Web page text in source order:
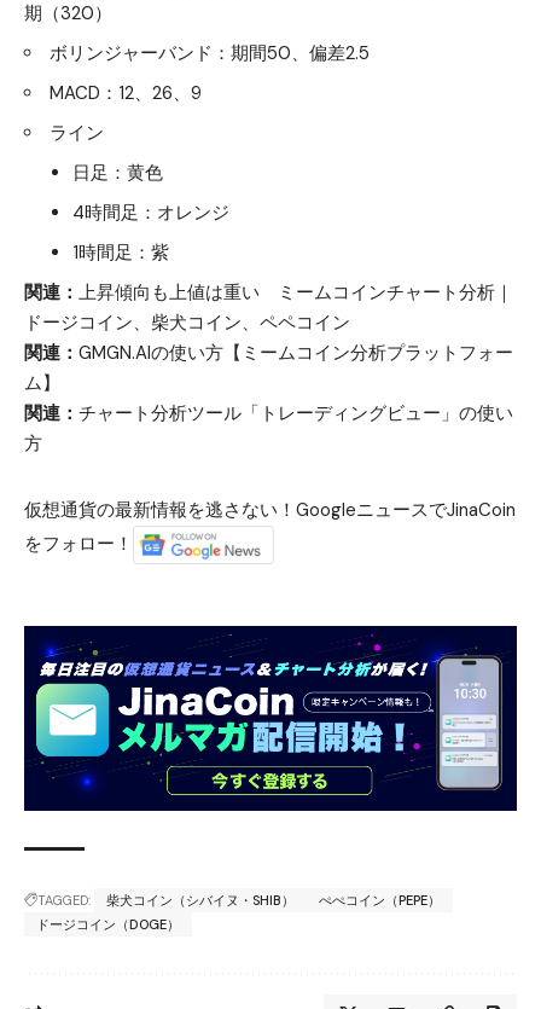
期（320）
ボリンジャーバンド：期間50、偏差2.5
MACD：12、26、9
ライン
日足：黄色
4時間足：オレンジ
1時間足：紫
関連： 上昇傾向も上値は重い ミームコインチャート分析｜
ドージコイン、柴犬コイン、ペペコイン
関連： GMGN.AIの使い方【ミームコイン分析プラットフォー
ム】
関連： チャート分析ツール「トレーディングビュー」の使い
方
仮想通貨の最新情報を逃さない！GoogleニュースでJinaCoin
をフォロー！
TAGGED: 柴犬コイン（シバイヌ・SHIB）
ぺぺコイン（PEPE）
ドージコイン（DOGE）